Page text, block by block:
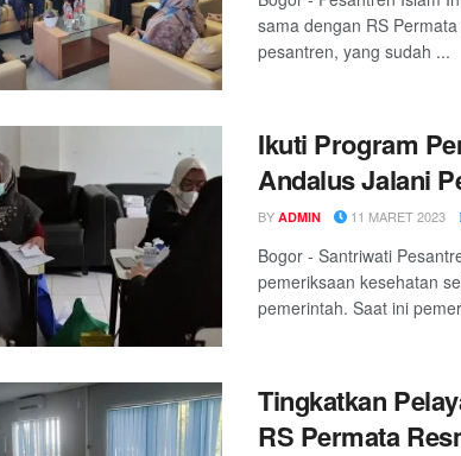
sama dengan RS
pesantren, yang sudah ...
Ikuti Program
Andalus Jalani
BY ADMIN 11 MARET 2023
Bogor - Santriwati
pemeriksaan kesehatan
pemerintah. Saat ini
Tingkatkan
RS Permata